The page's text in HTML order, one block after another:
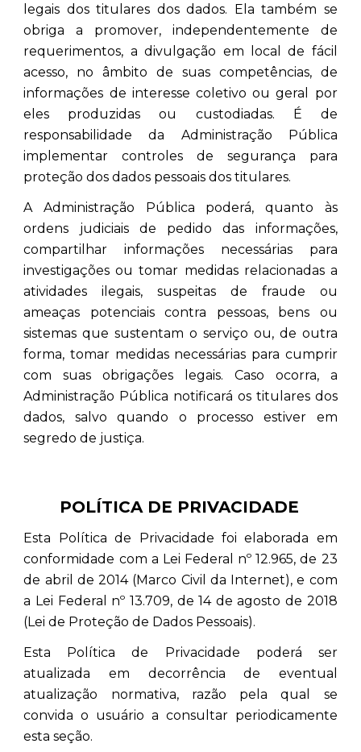
legais dos titulares dos dados. Ela também se
obriga a promover, independentemente de
requerimentos, a divulgação em local de fácil
acesso, no âmbito de suas competências, de
informações de interesse coletivo ou geral por
eles produzidas ou custodiadas. É de
responsabilidade da Administração Pública
implementar controles de segurança para
proteção dos dados pessoais dos titulares.
A Administração Pública poderá, quanto às
ordens judiciais de pedido das informações,
compartilhar informações necessárias para
investigações ou tomar medidas relacionadas a
atividades ilegais, suspeitas de fraude ou
ameaças potenciais contra pessoas, bens ou
sistemas que sustentam o serviço ou, de outra
forma, tomar medidas necessárias para cumprir
com suas obrigações legais. Caso ocorra, a
Administração Pública notificará os titulares dos
dados, salvo quando o processo estiver em
segredo de justiça.
POLÍTICA DE PRIVACIDADE
Esta Política de Privacidade foi elaborada em
conformidade com a Lei Federal nº 12.965, de 23
de abril de 2014 (Marco Civil da Internet), e com
a Lei Federal nº 13.709, de 14 de agosto de 2018
(Lei de Proteção de Dados Pessoais).
Esta Política de Privacidade poderá ser
atualizada em decorrência de eventual
atualização normativa, razão pela qual se
convida o usuário a consultar periodicamente
esta seção.